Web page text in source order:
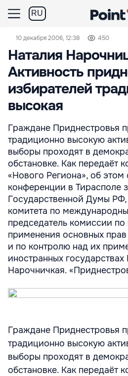
RU
10 декабря 2006, 12:38 450
Наталия
Активность
избирателей
высокая
Граждане Приднестровья
традиционно высокую
выборы проходят в
обстановке. Как передаёт
«Нового Региона», об этом
конференции в Тирасполе
Государственной Думы РФ,
комитета по
председатель комиссии
применения основных
и по контролю над их
иностранных государствах
Нарочничкая.
Граждане Приднестровья
традиционно высокую
выборы проходят в
обстановке. Как передаёт